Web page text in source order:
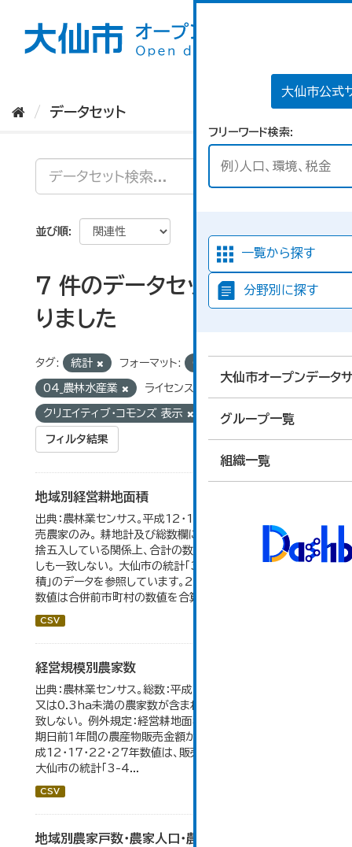
大仙市公式
フリーワード検索
一覧から探す
分野別に探す
大仙市オープンデータ
グループ一覧
組織一覧
データセット
並び順
7 件のデータセットが見つか
りました
タグ: 統計 フォーマット: CSV
04_農林水産業 ライセンス:
クリエイティブ・コモンズ 表示
フィルタ結果
地域別経営耕地面積
出典：農林業センサス。平成12・17・22・27年数値は、販
売農家のみ。 耕地計及び総数欄については、1ha未満を四
捨五入している関係上、合計の数値と内訳の加算値は必ず
しも一致しない。 大仙市の統計「3-5 地域別経営耕地面
積」のデータを参照しています。2005年以前の「市内全域」
数値は合併前市町村の数値を合算したものです。
CSV
経営規模別農家数
出典：農林業センサス。総数：平成7年までは、自給的農家数
又は0.3ha未満の農家数が含まれているため横の計と合
致しない。 例外規定：経営耕地面積が0.3ha未満で、調査
期日前１年間の農産物販売金額が50万円以上の農家。 平
成12・17・22・27年数値は、販売農家のみが調査対象。
大仙市の統計「3-4...
CSV
地域別農家戸数・農家人口・農業就業人口